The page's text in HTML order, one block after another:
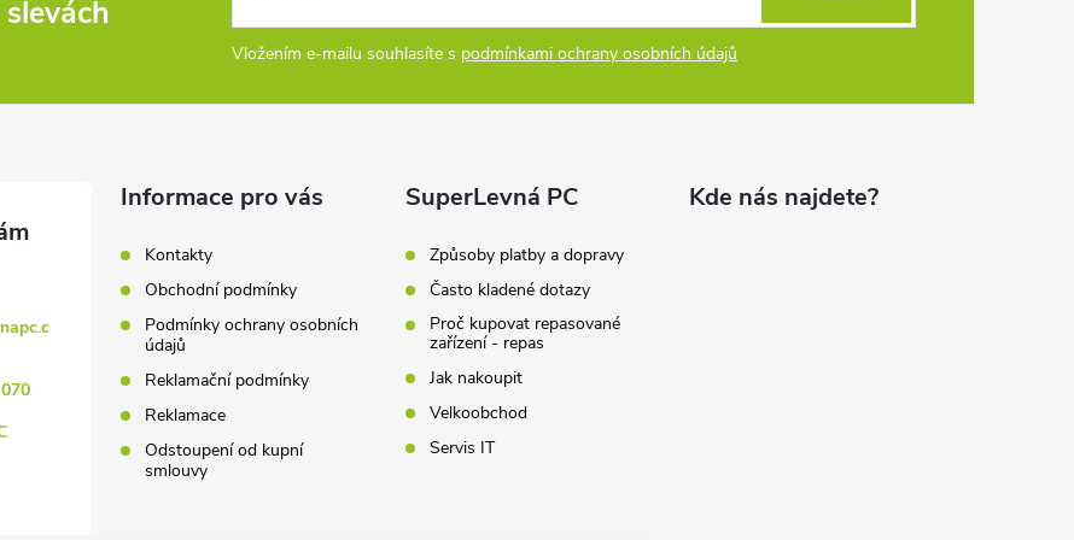
slevách
Vložením e-mailu souhlasíte s podmínkami ochrany osobních údajů
Informace pro vás
Kontakty
Obchodní podmínky
Podmínky ochrany osobních
údajů
Reklamační podmínky
Reklamace
Odstoupení od kupní
smlouvy
SuperLevná PC
Způsoby platby a dopravy
Často kladené dotazy
Proč kupovat repasované
zařízení - repas
Jak nakoupit
Velkoobchod
Servis IT
Kde nás najdete?